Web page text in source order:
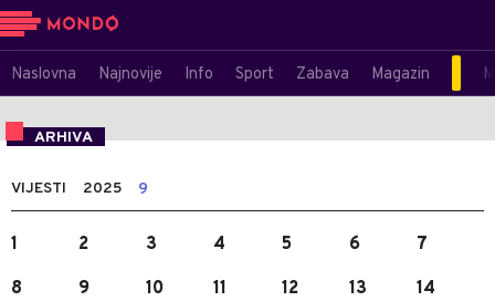
Naslovna Najnovije Info Sport Zabava Magazin
ARHIVA
VIJESTI 2025 9
1 2 3 4 5 6
7
8
9 10 11 12 13
14